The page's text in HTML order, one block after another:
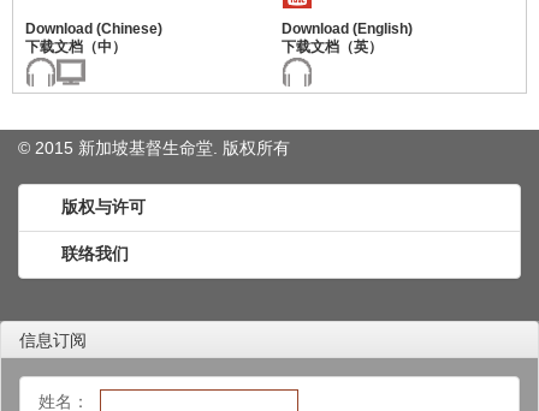
© 2015 新加坡基督生命堂. 版权所有
版权与许可
联络我们
信息订阅
姓名：